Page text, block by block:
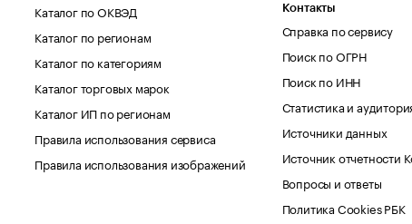
Каталог по ОКВЭД
Каталог по регионам
Каталог по категориям
Каталог торговых марок
Каталог ИП по регионам
Правила использования сервиса
Правила использования изображений
Контакты
Справка по сервису
Поиск по ОГРН
Поиск по ИНН
Статистика и
Источники данных
Источник отчетности
Вопросы и ответы
Политика Cookies РБК